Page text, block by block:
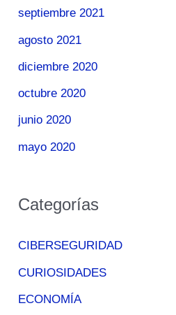
septiembre 2021
agosto 2021
diciembre 2020
octubre 2020
junio 2020
mayo 2020
Categorías
CIBERSEGURIDAD
CURIOSIDADES
ECONOMÍA